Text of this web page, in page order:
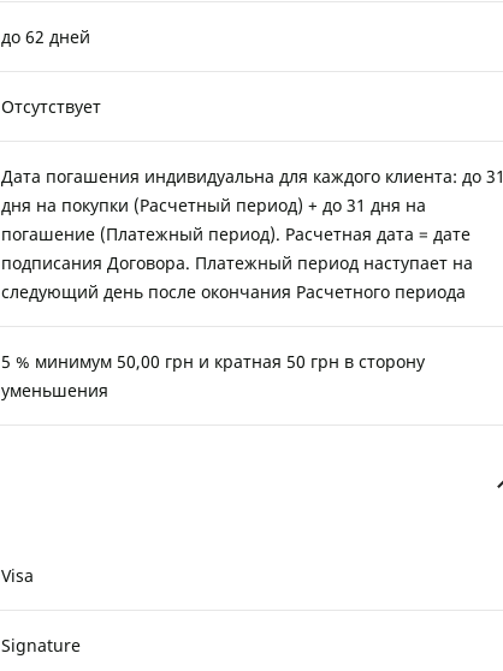
до 62 дней
Отсутствует
Дата погашения индивидуальна для каждого клиента: до 31
дня на покупки (Расчетный период) + до 31 дня на
погашение (Платежный период). Расчетная дата = дате
подписания Договора. Платежный период наступает на
следующий день после окончания Расчетного периода
5 % минимум 50,00 грн и кратная 50 грн в сторону
уменьшения
Visa
Signature